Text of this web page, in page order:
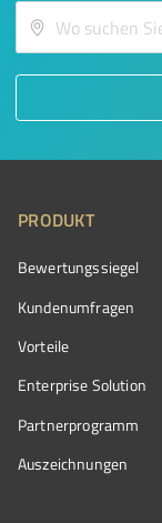
PRODUKT
Bewertungssiegel
Kundenumfragen
Vorteile
Enterprise Solution
Partnerprogramm
Auszeichnungen